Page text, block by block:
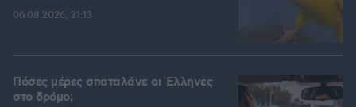
06.08.2026, 21:13
Πόσες μέρες σπαταλάνε οι Έλληνες
στο δρόμο;